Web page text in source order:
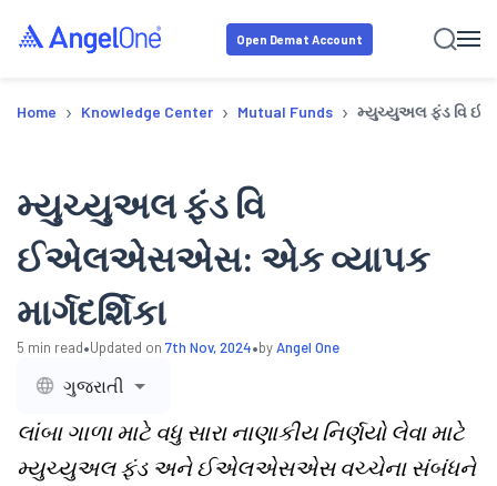
Open Demat Account
Home › Knowledge Center › Mutual Funds › મ્યુચ્યુઅલ ફંડ વિ
મ્યુચ્યુઅલ ફંડ વિ
ઈએલએસએસ: એક વ્યાપક
માર્ગદર્શિકા
5 min read•Updated on 7th Nov, 2024•byAngel One
ગુજરાતી
લાંબા ગાળા માટે વધુ સારા નાણાકીય નિર્ણયો લેવા માટે
મ્યુચ્યુઅલ ફંડ અને ઈએલએસએસ વચ્ચેના સંબંધને